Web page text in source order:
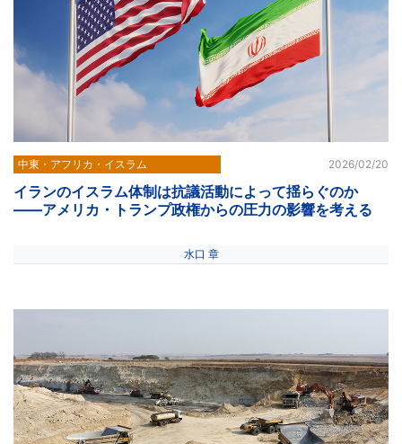
中東・アフリカ・イスラム 2026/02/20
イランのイスラム体制は抗議活動によって揺らぐのか
――アメリカ・トランプ政権からの圧力の影響を考える
水口 章